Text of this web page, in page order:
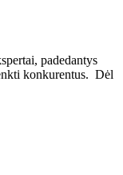
padedantys
konkurentus. Dėl